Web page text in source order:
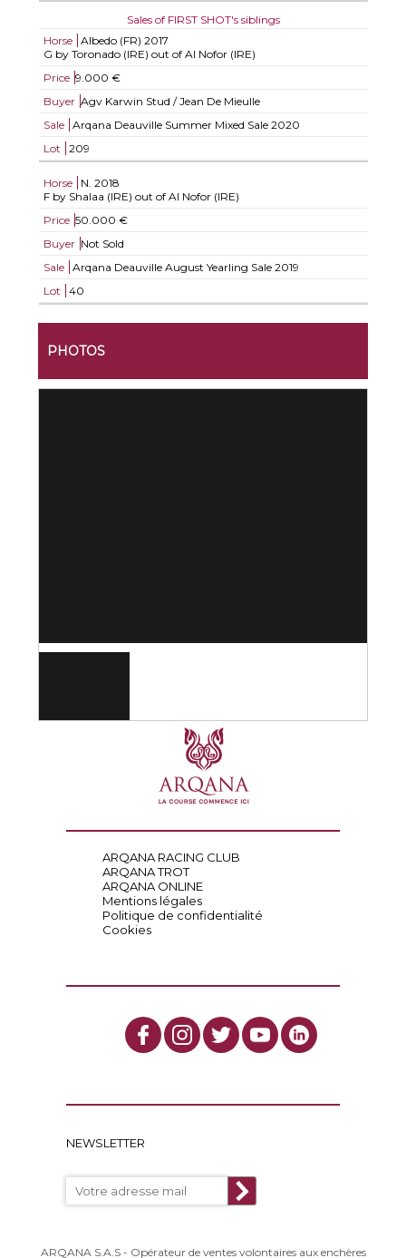
Sales of FIRST SHOT's siblings
Horse
Albedo (FR) 2017
G by Toronado (IRE) out of Al Nofor (IRE)
Price 9.000 €
Buyer Agv Karwin Stud / Jean De Mieulle
Sale
Arqana Deauville Summer Mixed Sale 2020
Lot
209
Horse N. 2018
F by Shalaa (IRE) out of Al Nofor (IRE)
Price 50.000 €
Buyer Not Sold
Sale
Arqana Deauville August Yearling Sale 2019
Lot
40
PHOTOS
ARQANA RACING CLUB
ARQANA TROT
ARQANA ONLINE
Mentions légales
Politique de confidentialité
Cookies
NEWSLETTER
ARQANA S.A.S - Opérateur de ventes volontaires aux enchères